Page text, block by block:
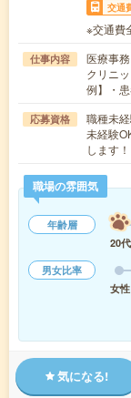
交通
※交通費
仕事内容
医療事
クリニ
例】・
応募資格
職種未
未経験
します！
職場の雰囲気
年齢層
20代
男女比率
女性
気になる!